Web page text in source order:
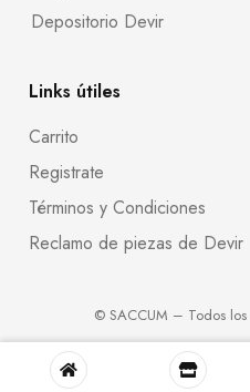
Depositorio Devir
Links útiles
Carrito
Registrate
Términos y Condiciones
Reclamo de piezas de Devir
© SACCUM – Todos